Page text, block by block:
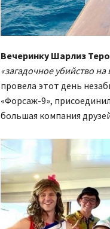
Вечеринку Шарлиз
«загадочное убийство
провела этот день
«Форсаж-9»,
большая компания